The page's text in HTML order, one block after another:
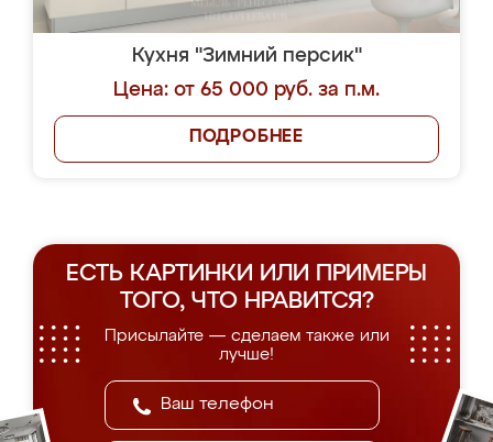
Кухня "Зимний персик"
Цена: от 65 000 руб. за п.м.
ПОДРОБНЕЕ
ЕСТЬ КАРТИНКИ ИЛИ ПРИМЕРЫ
ТОГО, ЧТО НРАВИТСЯ?
Присылайте — сделаем также или
лучше!